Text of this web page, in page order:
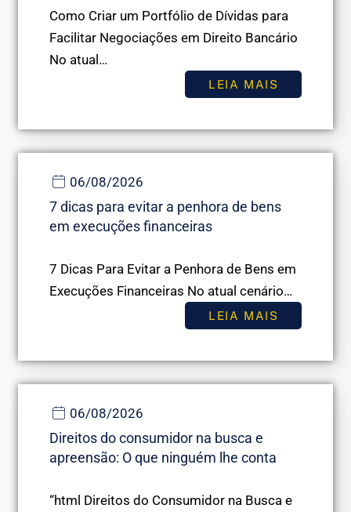
Como Criar um Portfólio de Dívidas para
Facilitar Negociações em Direito Bancário
No atual…
LEIA MAIS
06/08/2026
7 dicas para evitar a penhora de bens
em execuções financeiras
7 Dicas Para Evitar a Penhora de Bens em
Execuções Financeiras No atual cenário…
LEIA MAIS
06/08/2026
Direitos do consumidor na busca e
apreensão: O que ninguém lhe conta
“html Direitos do Consumidor na Busca e